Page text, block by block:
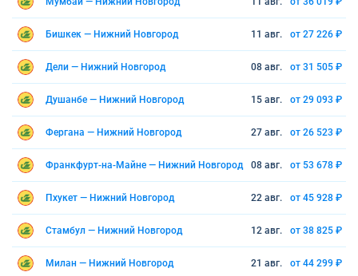
Бишкек — Нижний Новгород 11 авг. от 27 226 ₽
Дели — Нижний Новгород 08 авг. от 31 505 ₽
Душанбе — Нижний Новгород 15 авг. от 29 093 ₽
Фергана — Нижний Новгород 27 авг. от 26 523 ₽
Франкфурт-на-Майне — Нижний Новгород 08 авг. от 53 678 ₽
Пхукет — Нижний Новгород 22 авг. от 45 928 ₽
Стамбул — Нижний Новгород 12 авг. от 38 825 ₽
Милан — Нижний Новгород 21 авг. от 44 299 ₽